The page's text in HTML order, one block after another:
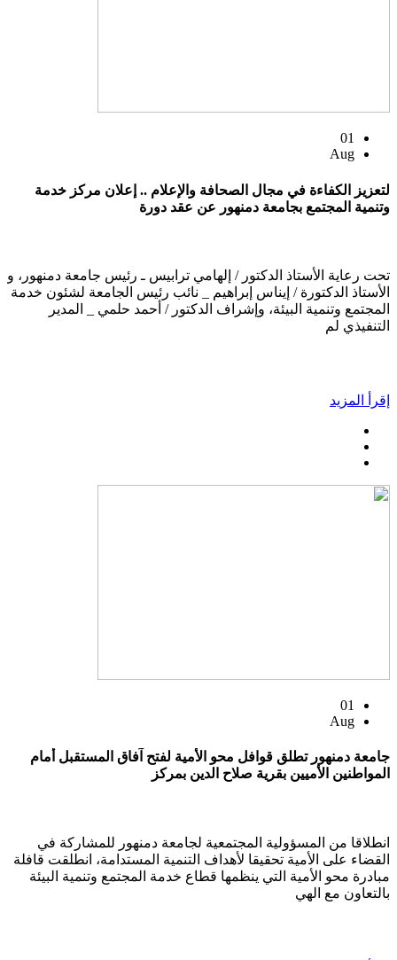
01
Aug
لتعزيز الكفاءة في مجال الصحافة والإعلام .. إعلان مركز خدمة
وتنمية المجتمع بجامعة دمنهور عن عقد دورة
تحت رعاية الأستاذ الدكتور / إلهامي ترابيس ـ رئيس جامعة دمنهور، و
الأستاذ الدكتورة / إيناس إبراهيم _ نائب رئيس الجامعة لشئون خدمة
المجتمع وتنمية البيئة، وإشراف الدكتور / أحمد حلمي _ المدير
التنفيذي لم
إقرأ المزيد
01
Aug
جامعة دمنهور تطلق قوافل محو الأمية لفتح آفاق المستقبل أمام
المواطنين الأميين بقرية صلاح الدين بمركز
انطلاقا من المسؤولية المجتمعية لجامعة دمنهور للمشاركة في
القضاء على الأمية تحقيقا لأهداف التنمية المستدامة، انطلقت قافلة
مبادرة محو الأمية التي ينظمها قطاع خدمة المجتمع وتنمية البيئة
بالتعاون مع الهي